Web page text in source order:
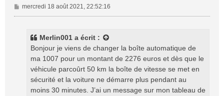
M
e
mercredi 18 août 2021, 22:52:16
Merlin001 a écrit :
Bonjour je viens de changer la boîte automatique de
ma 1007 pour un montant de 2276 euros et dès que le
véhicule parcoûrt 50 km la boîte de vitesse se met en
sécurité et la voiture ne démarre plus pendant au
moins 30 minutes. J’ai un message sur mon tableau de